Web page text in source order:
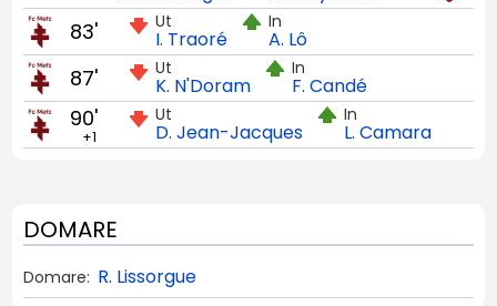
Ut
I. Traoré
In
A. Lô
83'
Ut
K. N'Doram
In
F. Candé
87'
Ut
D. Jean-Jacques
In
L. Camara
90'
+1
DOMARE
Domare: R. Lissorgue